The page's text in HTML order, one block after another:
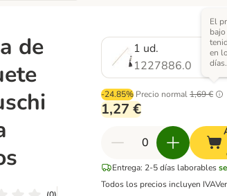
de
1 ud.
1227886.0
-24.85% Precio normal1,69 €
El
en
días.
1,27 €
Entrega: 2-5 días laborables
Todos los precios incluyen IVAVer